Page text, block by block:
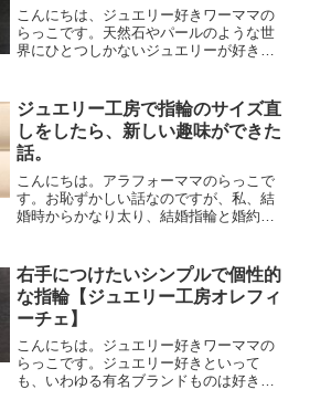
こんにちは、ジュエリー好きワーママの
らっこです。天然石やパールのような世
界にひとつしかないジュエリーが好き
フェスタで、運命の出会いがありまし
た。運命のお相手はこちら、ス...
ジュエリー工房で指輪のサイズ直
しをしたら、新しい趣味ができた
話。
こんにちは。アラフォーママのらっこで
す。お恥ずかしい話なのですが、私、結
婚時からかなり太り、結婚指輪と婚約指
イズ直しに出したいと思ってはいたもの
の、指輪を買ったお店が...
右手につけたいシンプルで個性的
な指輪【ジュエリー工房オレフィ
ーチェ】
こんにちは。ジュエリー好きワーママの
らっこです。ジュエリー好きといって
も、いわゆる有名ブランドものは好きじ